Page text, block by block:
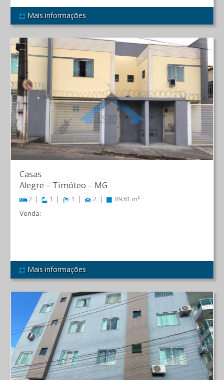
REF 552
Mais informações
REF 376
Casas
Alegre – Timóteo – MG
2 1 1 2 89.61 m²
Venda:
Mais informações